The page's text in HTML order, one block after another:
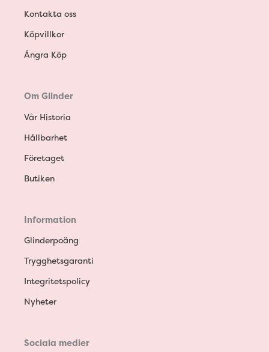
Kontakta oss
Köpvillkor
Ångra Köp
Om Glinder
Vår Historia
Hållbarhet
Företaget
Butiken
Information
Glinderpoäng
Trygghetsgaranti
Integritetspolicy
Nyheter
Sociala medier